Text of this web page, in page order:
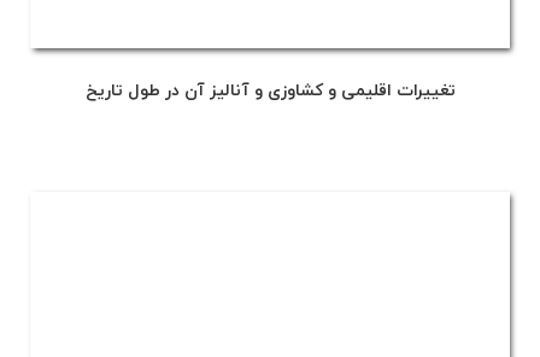
تغییرات اقلیمی و کشاوزی و آنالیز آن در طول تاریخ